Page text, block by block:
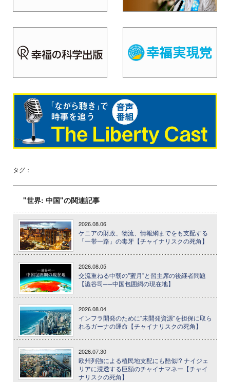
タグ：
"世界: 中国"の関連記事
2026.08.06
ケニアの財政、物流、情報網までをも支配する
「一帯一路」の毒牙【チャイナリスクの死角】
2026.08.05
交流重ねる中朝の"蜜月"と習主席の後継者問題
【澁谷司──中国包囲網の現在地】
2026.08.04
インフラ開発のために"未開発資源"を担保に取ら
れるガーナの運命【チャイナリスクの死角】
2026.07.30
欧州列強による植民地支配にも酷似!? ナイジェ
リアに浸透する巨額のチャイナマネー【チャイ
ナリスクの死角】